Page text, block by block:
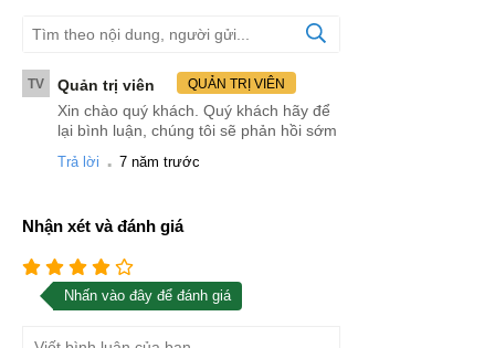
TV Quản trị viên QUẢN TRỊ VIÊN
Xin chào quý khách. Quý khách hãy để
lại bình luận, chúng tôi sẽ phản hồi sớm
Trả lời . 7 năm trước
Nhận xét và đánh giá
Nhấn vào đây để đánh giá